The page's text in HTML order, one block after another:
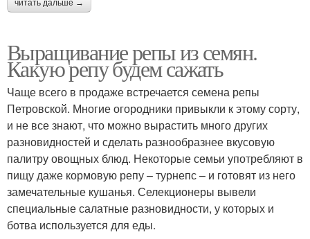
читать дальше →
Выращивание репы из семян.
Какую репу будем сажать
Чаще всего в продаже встречается семена репы
Петровской. Многие огородники привыкли к этому сорту,
и не все знают, что можно вырастить много других
разновидностей и сделать разнообразнее вкусовую
палитру овощных блюд. Некоторые семьи употребляют в
пищу даже кормовую репу – турнепс – и готовят из него
замечательные кушанья. Селекционеры вывели
специальные салатные разновидности, у которых и
ботва используется для еды.